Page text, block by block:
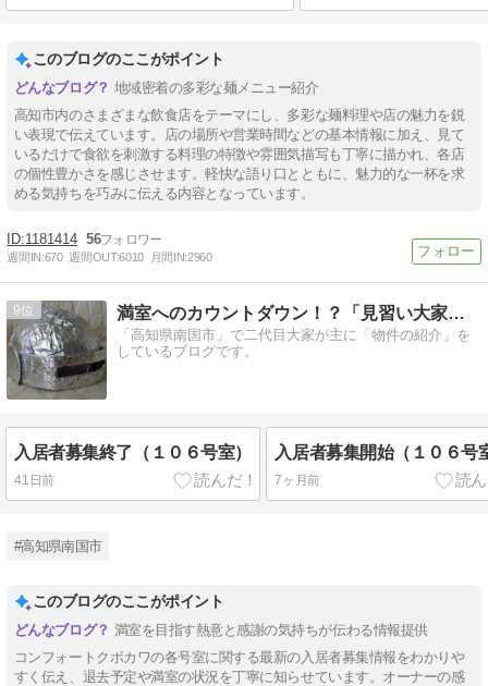
このブログのここがポイント
地域密着の多彩な麺メニュー紹介
高知市内のさまざまな飲食店をテーマにし、多彩な麺料理や店の魅力を鋭
い表現で伝えています。店の場所や営業時間などの基本情報に加え、見て
いるだけで食欲を刺激する料理の特徴や雰囲気描写も丁寧に描かれ、各店
の個性豊かさを感じさせます。軽快な語り口とともに、魅力的な一杯を求
める気持ちを巧みに伝える内容となっています。
1181414 56
週間IN:670 週間OUT:6010 月間IN:2960
9 満室へのカウントダウン！？「見習い大家のぼや日記」
「高知県南国市」で二代目大家が主に「物件の紹介」を
しているブログです。
入居者募集終了（１０６号室）
41日前
入居者募集開始（１０６号
7ヶ月前
#高知県南国市
このブログのここがポイント
満室を目指す熱意と感謝の気持ちが伝わる情報提供
コンフォートクボカワの各号室に関する最新の入居者募集情報をわかりや
すく伝え、退去予定や満室の状況を丁寧に知らせています。オーナーの感